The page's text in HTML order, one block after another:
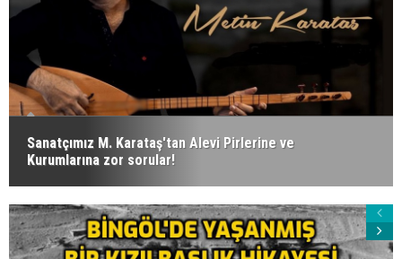
Sanatçımız M. Karataş'tan Alevi Pirlerine ve
Kurumlarına zor sorular!